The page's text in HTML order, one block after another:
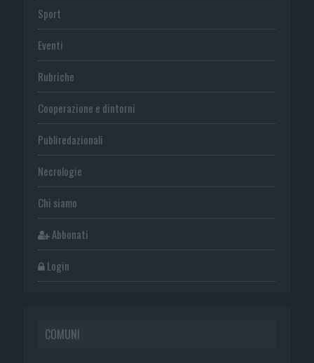
Sport
Eventi
Rubriche
Cooperazione e dintorni
Publiredazionali
Necrologie
Chi siamo
Abbonati
Login
COMUNI